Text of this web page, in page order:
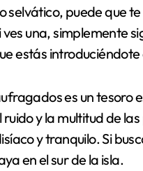
selvático, puede que
ves una, simplemente
estás
es un tesoro
y la multitud de
y tranquilo. Si
en el sur de la isla.